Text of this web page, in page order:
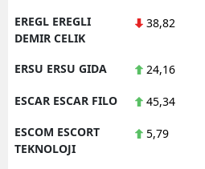
EREGL EREGLI
DEMIR CELIK
38,82
ERSU ERSU GIDA 24,16
ESCAR ESCAR FILO 45,34
ESCOM ESCORT
TEKNOLOJI
5,79